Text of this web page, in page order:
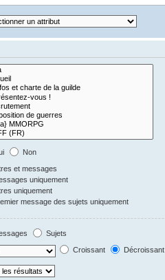
Non
et messages
uniquement
uniquement
message des sujets uniquement
Sujets
Croissant Décroissant